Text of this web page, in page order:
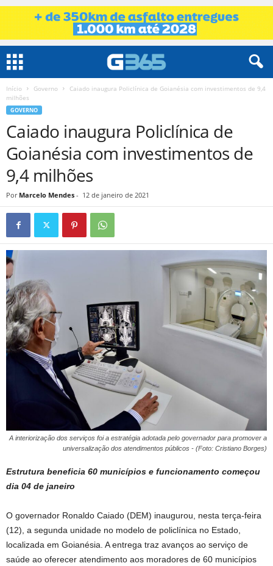
Início Governo
Caiado inaugura Policlínica de Goianésia com investimentos de 9,4
milhões
GOVERNO
Caiado inaugura Policlínica de
Goianésia com investimentos de
9,4 milhões
Por Marcelo Mendes - 12 de janeiro de 2021
A interiorização dos serviços foi a estratégia adotada pelo governador para promover a
universalização dos atendimentos públicos - (Foto: Cristiano Borges)
Estrutura beneficia 60 municípios e funcionamento começou
dia 04 de janeiro
O governador Ronaldo Caiado (DEM) inaugurou, nesta terça-feira
(12), a segunda unidade no modelo de policlínica no Estado,
localizada em Goianésia. A entrega traz avanços ao serviço de
saúde ao oferecer atendimento aos moradores de 60 municípios